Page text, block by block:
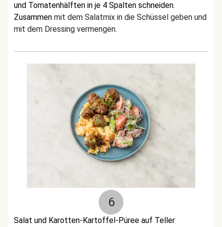
und Tomatenhälften in je 4 Spalten schneiden.
Zusammen mit dem Salatmix in die Schüssel geben und
mit dem Dressing vermengen.
6
Salat und Karotten-Kartoffel-Püree auf Teller